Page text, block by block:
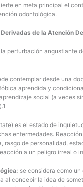
en meta principal el
odontológica.
de la Atención
perturbación angustiante
contemplar desde una
aprendida y
social (a veces
es el estado de
enfermedades.
rasgo de personalidad,
a un peligro irreal o
se considera como
al concebir la idea de